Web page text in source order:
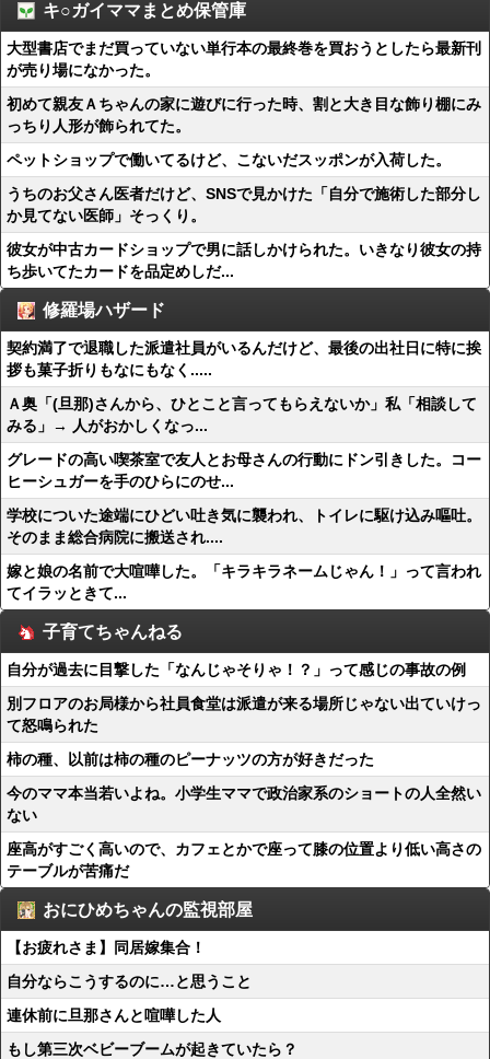
キ○ガイママまとめ保管庫
大型書店でまだ買っていない単行本の最終巻を買おうとしたら最新刊
が売り場になかった。
初めて親友Ａちゃんの家に遊びに行った時、割と大き目な飾り棚にみ
っちり人形が飾られてた。
ペットショップで働いてるけど、こないだスッポンが入荷した。
うちのお父さん医者だけど、SNSで見かけた「自分で施術した部分し
か見てない医師」そっくり。
彼女が中古カードショップで男に話しかけられた。いきなり彼女の持
ち歩いてたカードを品定めしだ...
修羅場ハザード
契約満了で退職した派遣社員がいるんだけど、最後の出社日に特に挨
拶も菓子折りもなにもなく.....
Ａ奥「(旦那)さんから、ひとこと言ってもらえないか」私「相談して
みる」→ 人がおかしくなっ...
グレードの高い喫茶室で友人とお母さんの行動にドン引きした。コー
ヒーシュガーを手のひらにのせ...
学校についた途端にひどい吐き気に襲われ、トイレに駆け込み嘔吐。
そのまま総合病院に搬送され....
嫁と娘の名前で大喧嘩した。「キラキラネームじゃん！」って言われ
てイラッときて...
子育てちゃんねる
自分が過去に目撃した「なんじゃそりゃ！？」って感じの事故の例
別フロアのお局様から社員食堂は派遣が来る場所じゃない出ていけっ
て怒鳴られた
柿の種、以前は柿の種のピーナッツの方が好きだった
今のママ本当若いよね。小学生ママで政治家系のショートの人全然い
ない
座高がすごく高いので、カフェとかで座って膝の位置より低い高さの
テーブルが苦痛だ
おにひめちゃんの監視部屋
【お疲れさま】同居嫁集合！
自分ならこうするのに…と思うこと
連休前に旦那さんと喧嘩した人
もし第三次ベビーブームが起きていたら？